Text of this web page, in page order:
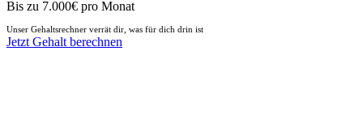
Bis zu 7.000€ pro Monat
Unser Gehaltsrechner verrät dir, was für dich drin ist
Jetzt Gehalt berechnen